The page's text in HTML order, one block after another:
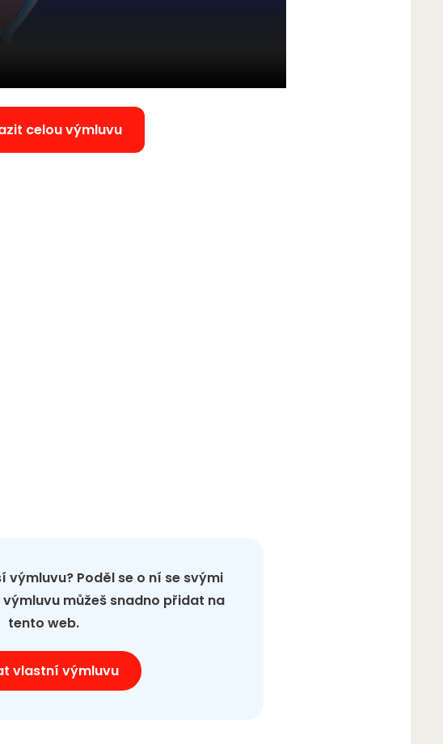
celou výmluvu
výmluvu? Poděl se o ní se svými
můžeš snadno přidat na
tento web.
vlastní výmluvu